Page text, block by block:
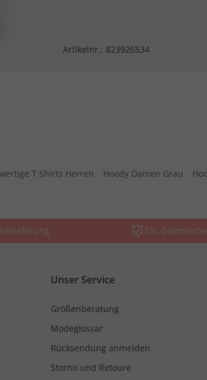
Artikelnr.: 823926534
T Shirts Herren Hoody Damen Grau
SSL
Unser Service
Größenberatung
Modeglossar
Rücksendung anmelden
Storno und Retoure